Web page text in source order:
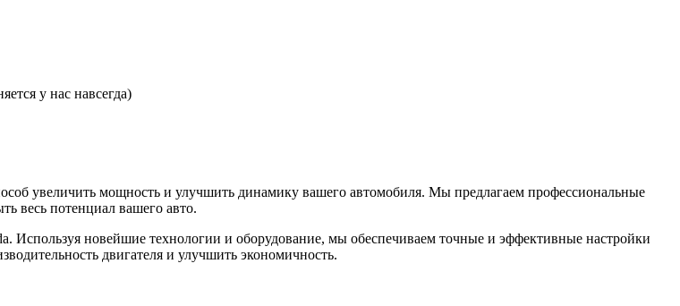
у нас навсегда)
увеличить мощность и улучшить динамику вашего автомобиля. Мы предлагаем профессиональные
весь потенциал вашего авто.
новейшие технологии и оборудование, мы обеспечиваем точные и эффективные настройки
двигателя и улучшить экономичность.